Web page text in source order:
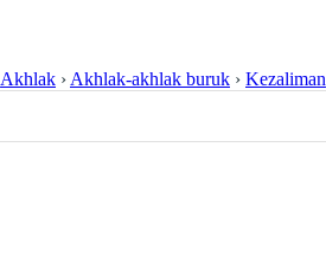
Akhlak › Akhlak-akhlak buruk › Kezaliman